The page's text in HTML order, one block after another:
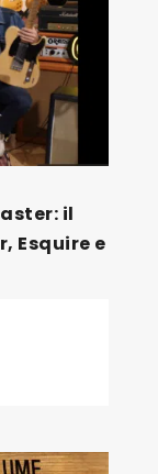
il
Esquire e